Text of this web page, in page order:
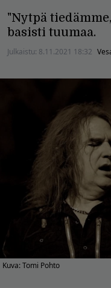
"Nytpä
basisti tuumaa.
Julkaistu: 8.11.2021 18:32
Kuva: Tomi Pohto